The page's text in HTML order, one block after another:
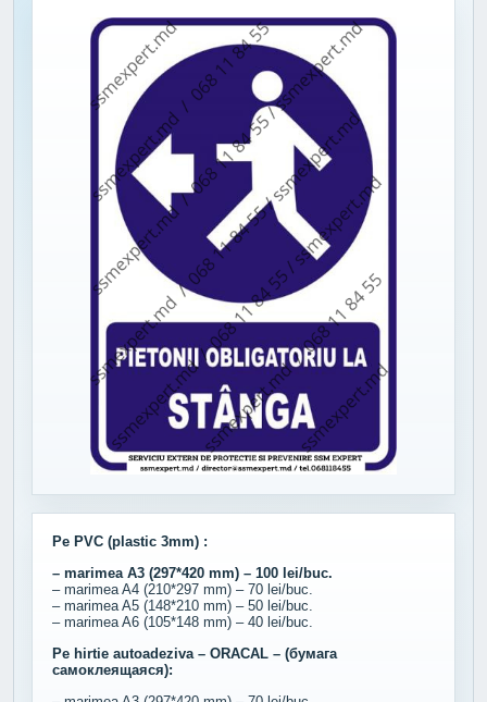
Pe PVC (plastic 3mm) :
– marimea A3 (297*420 mm) – 100 lei/buc.
– marimea A4 (210*297 mm) – 70 lei/buc.
– marimea A5 (148*210 mm) – 50 lei/buc.
– marimea A6 (105*148 mm) – 40 lei/buc.
Pe hirtie autoadeziva – ORACAL – (бумага
самоклеящаяся):